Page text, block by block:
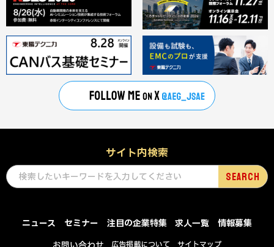
サイト内検索
ニュース セミナー 注目の企業特集 求人一覧
情報募集
広告掲載について サイトマップ